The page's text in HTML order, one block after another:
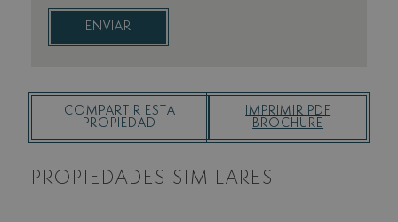
ENVIAR
COMPARTIR ESTA
PROPIEDAD
IMPRIMIR PDF
BROCHURE
PROPIEDADES SIMILARES